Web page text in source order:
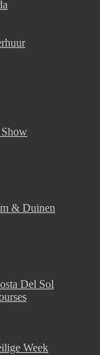
& Duinen
Del Sol
Week